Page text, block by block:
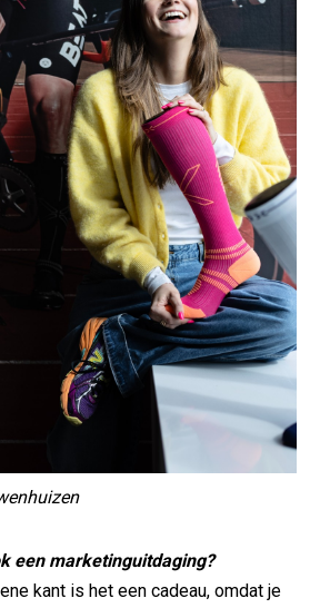
een marketinguitdaging?
kant is het een cadeau, omdat je